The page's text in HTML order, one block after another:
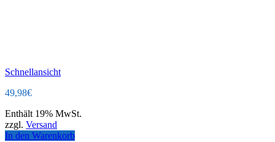
Schnellansicht
49,98€
Enthält 19% MwSt.
zzgl. Versand
In den Warenkorb